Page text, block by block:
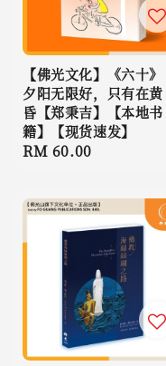
【佛光文化】《六十》
夕阳无限好，只有在黄
昏【郑秉吉】【本地书
籍】【现货速发】
Regular
RM 60.00